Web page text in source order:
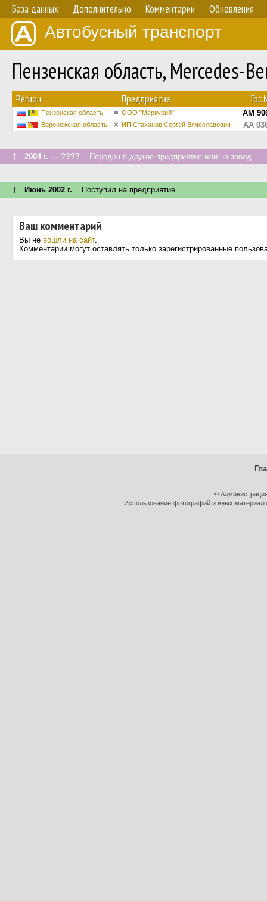
База данных Дополнительно Комментарии Обновления
Автобусный транспорт
Пензенская область,
Регион Предприятие
Пензенская область ООО "Меркурий" АМ
Воронежская область ИП Стаханов Сергей Вячеславович АА
↑ 2004 г. — ???? Передан в другое предприятие или на завод
↑ Июнь 2002 г. Поступил на предприятие
Ваш комментарий
Вы не вошли на сайт.
Комментарии могут оставлять только зарегистрированные
©
Использование фотографий и иных